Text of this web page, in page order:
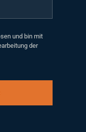
und bin mit
der